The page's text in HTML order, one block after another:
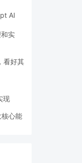
AI
实
看好其
现
心能